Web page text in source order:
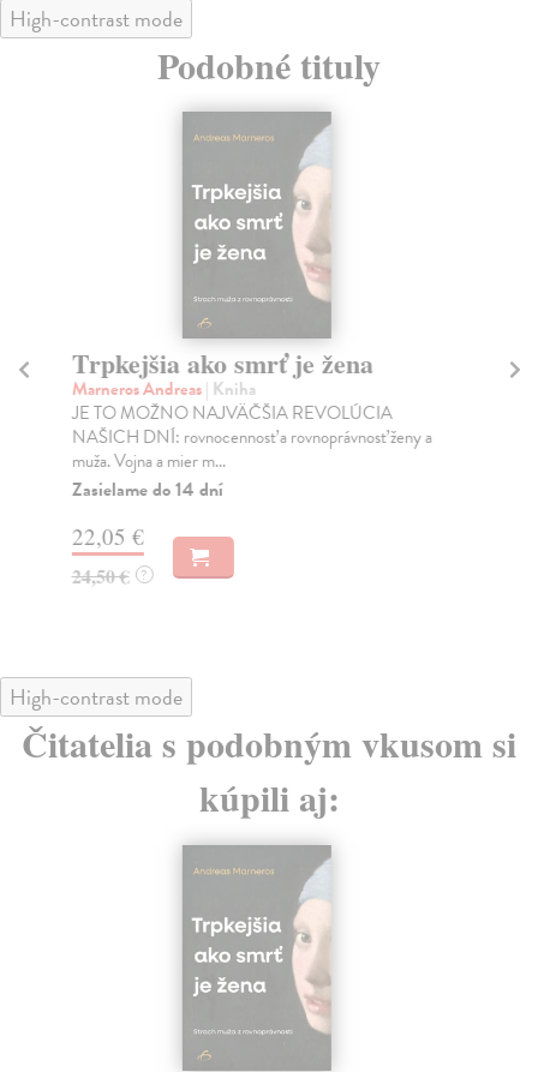
High-contrast mode
Podobné tituly
Trpkejšia ako smrť je žena
Marneros Andreas| Kniha
JE TO MOŽNO NAJVÄČŠIA REVOLÚCIA
NAŠICH DNÍ: rovnocennosť a rovnoprávnosť ženy a
muža. Vojna a mier m...
Zasielame do 14 dní
22,05 €
24,50 € ?
High-contrast mode
Čitatelia s podobným vkusom si
kúpili aj: